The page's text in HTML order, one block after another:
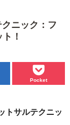
ニック：フ
！
Pocket
トサルテクニッ